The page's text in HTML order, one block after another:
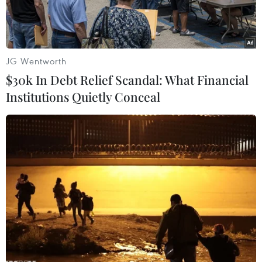
Tổng thống Indonesia Joko Widodo phát biểu tại Hội nghị Cấp
cao ASEAN lần thứ 42. (Ảnh: Dương Giang/TTXVN)
Theo phóng viên TTXVN tại Jakarta, phát biểu
họp báo ngày 11/5 sau khi kết thúc Hội nghị Cấp
cao ASEAN lần thứ 42, Tổng thống nước Chủ
JG Wentworth
$30k In Debt Relief Scandal: What Financial
Institutions Quietly Conceal